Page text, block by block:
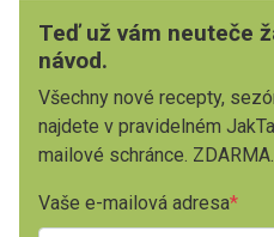
Teď už vám neuteče
návod.
Všechny nové recepty,
najdete v pravidelném
mailové schránce. ZDARMA.
Vaše e-mailová adresa